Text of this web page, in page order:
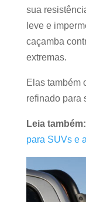
sua
leve e
caçamba
extremas.
Elas também
refinado para
Leia também:
para SUVs e